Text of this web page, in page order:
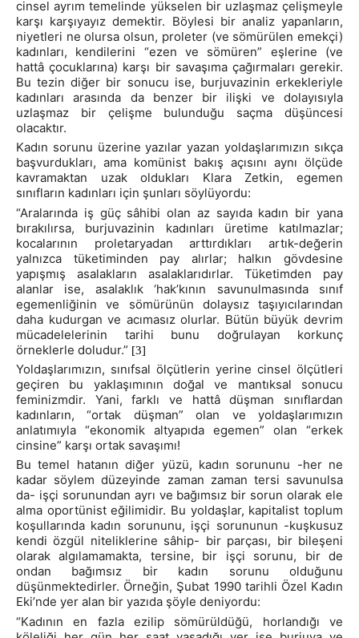
cinsel ayrım temelinde yükselen bir uzlaşmaz çelişmeyle
karşı karşıyayız demektir. Böylesi bir analiz yapanların,
niyetleri ne olursa olsun, proleter (ve sömürülen emekçi)
kadınları, kendilerini “ezen ve sömüren” eşlerine (ve
hattâ çocuklarına) karşı bir savaşıma çağırmaları gerekir.
Bu tezin diğer bir sonucu ise, burjuvazinin erkekleriyle
kadınları arasında da benzer bir ilişki ve dolayısıyla
uzlaşmaz bir çelişme bulunduğu saçma düşüncesi
olacaktır.
Kadın sorunu üzerine yazılar yazan yoldaşlarımızın sıkça
başvurdukları, ama komünist bakış açısını aynı ölçüde
kavramaktan uzak oldukları Klara Zetkin, egemen
sınıfların kadınları için şunları söylüyordu:
“Aralarında iş güç sâhibi olan az sayıda kadın bir yana
bırakılırsa, burjuvazinin kadınları üretime katılmazlar;
kocalarının proletaryadan arttırdıkları artık-değerin
yalnızca tüketiminden pay alırlar; halkın gövdesine
yapışmış asalakların asalaklarıdırlar. Tüketimden pay
alanlar ise, asalaklık ‘hak’kının savunulmasında sınıf
egemenliğinin ve sömürünün dolaysız taşıyıcılarından
daha kudurgan ve acımasız olurlar. Bütün büyük devrim
mücadelelerinin tarihi bunu doğrulayan korkunç
örneklerle doludur.” [3]
Yoldaşlarımızın, sınıfsal ölçütlerin yerine cinsel ölçütleri
geçiren bu yaklaşımının doğal ve mantıksal sonucu
feminizmdir. Yani, farklı ve hattâ düşman sınıflardan
kadınların, “ortak düşman” olan ve yoldaşlarımızın
anlatımıyla “ekonomik altyapıda egemen” olan “erkek
cinsine” karşı ortak savaşımı!
Bu temel hatanın diğer yüzü, kadın sorununu -her ne
kadar söylem düzeyinde zaman zaman tersi savunulsa
da- işçi sorunundan ayrı ve bağımsız bir sorun olarak ele
alma oportünist eğilimidir. Bu yoldaşlar, kapitalist toplum
koşullarında kadın sorununu, işçi sorununun -kuşkusuz
kendi özgül niteliklerine sâhip- bir parçası, bir bileşeni
olarak algılamamakta, tersine, bir işçi sorunu, bir de
ondan bağımsız bir kadın sorunu olduğunu
düşünmektedirler. Örneğin, Şubat 1990 tarihli Özel Kadın
Eki’nde yer alan bir yazıda şöyle deniyordu:
“Kadının en fazla ezilip sömürüldüğü, horlandığı ve